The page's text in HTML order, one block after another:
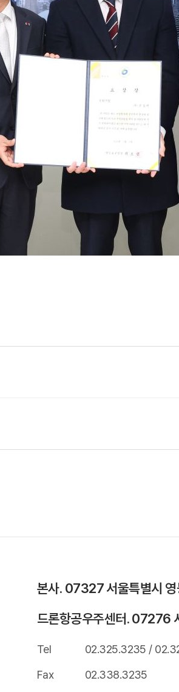
본사. 07327 서울특별시
드론항공우주센터. 07276
Tel
02.325.3235 /
Fax
02.338.3235